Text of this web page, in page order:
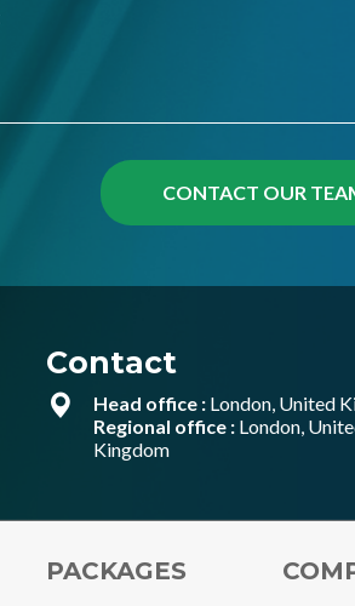
Contact
Head office : London, United
Regional office : London,
Kingdom
PACKAGES